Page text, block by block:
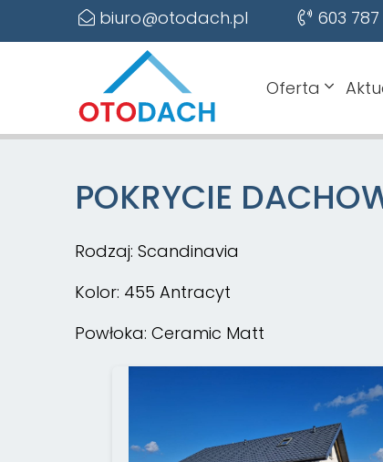
biuro@otodach.pl 603
Oferta
POKRYCIE
Rodzaj: Scandinavia
Kolor: 455 Antracyt
Powłoka: Ceramic Matt